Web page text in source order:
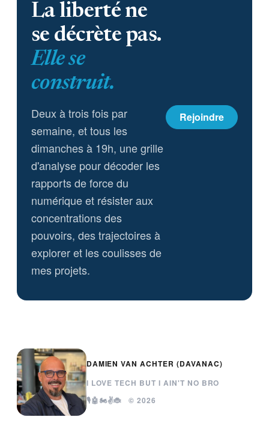
La liberté ne
se décrète pas.
Elle se
construit.
Deux à trois fois par
semaine, et tous les
dimanches à 19h, une grille
d'analyse pour décoder les
rapports de force du
numérique et résister aux
concentrations des
pouvoirs, des trajectoires à
explorer et les coulisses de
mes projets.
Rejoindre
DAMIEN VAN ACHTER (DAVANAC)
I LOVE TECH BUT I AIN'T NO BRO
🎙️🤖🏍️✌️🐞 © 2026